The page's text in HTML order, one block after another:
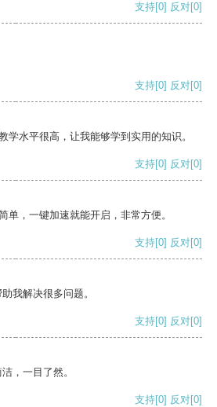
支持[0] 反对[0]
支持[0] 反对[0]
学水平很高，让我能够学到实用的知识。
支持[0] 反对[0]
单，一键加速就能开启，非常方便。
支持[0] 反对[0]
我解决很多问题。
支持[0] 反对[0]
，一目了然。
支持[0] 反对[0]